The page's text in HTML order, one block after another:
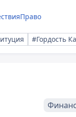
Право
#Гордость